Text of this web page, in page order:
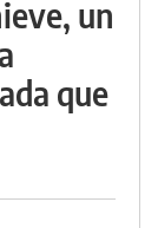
un
que